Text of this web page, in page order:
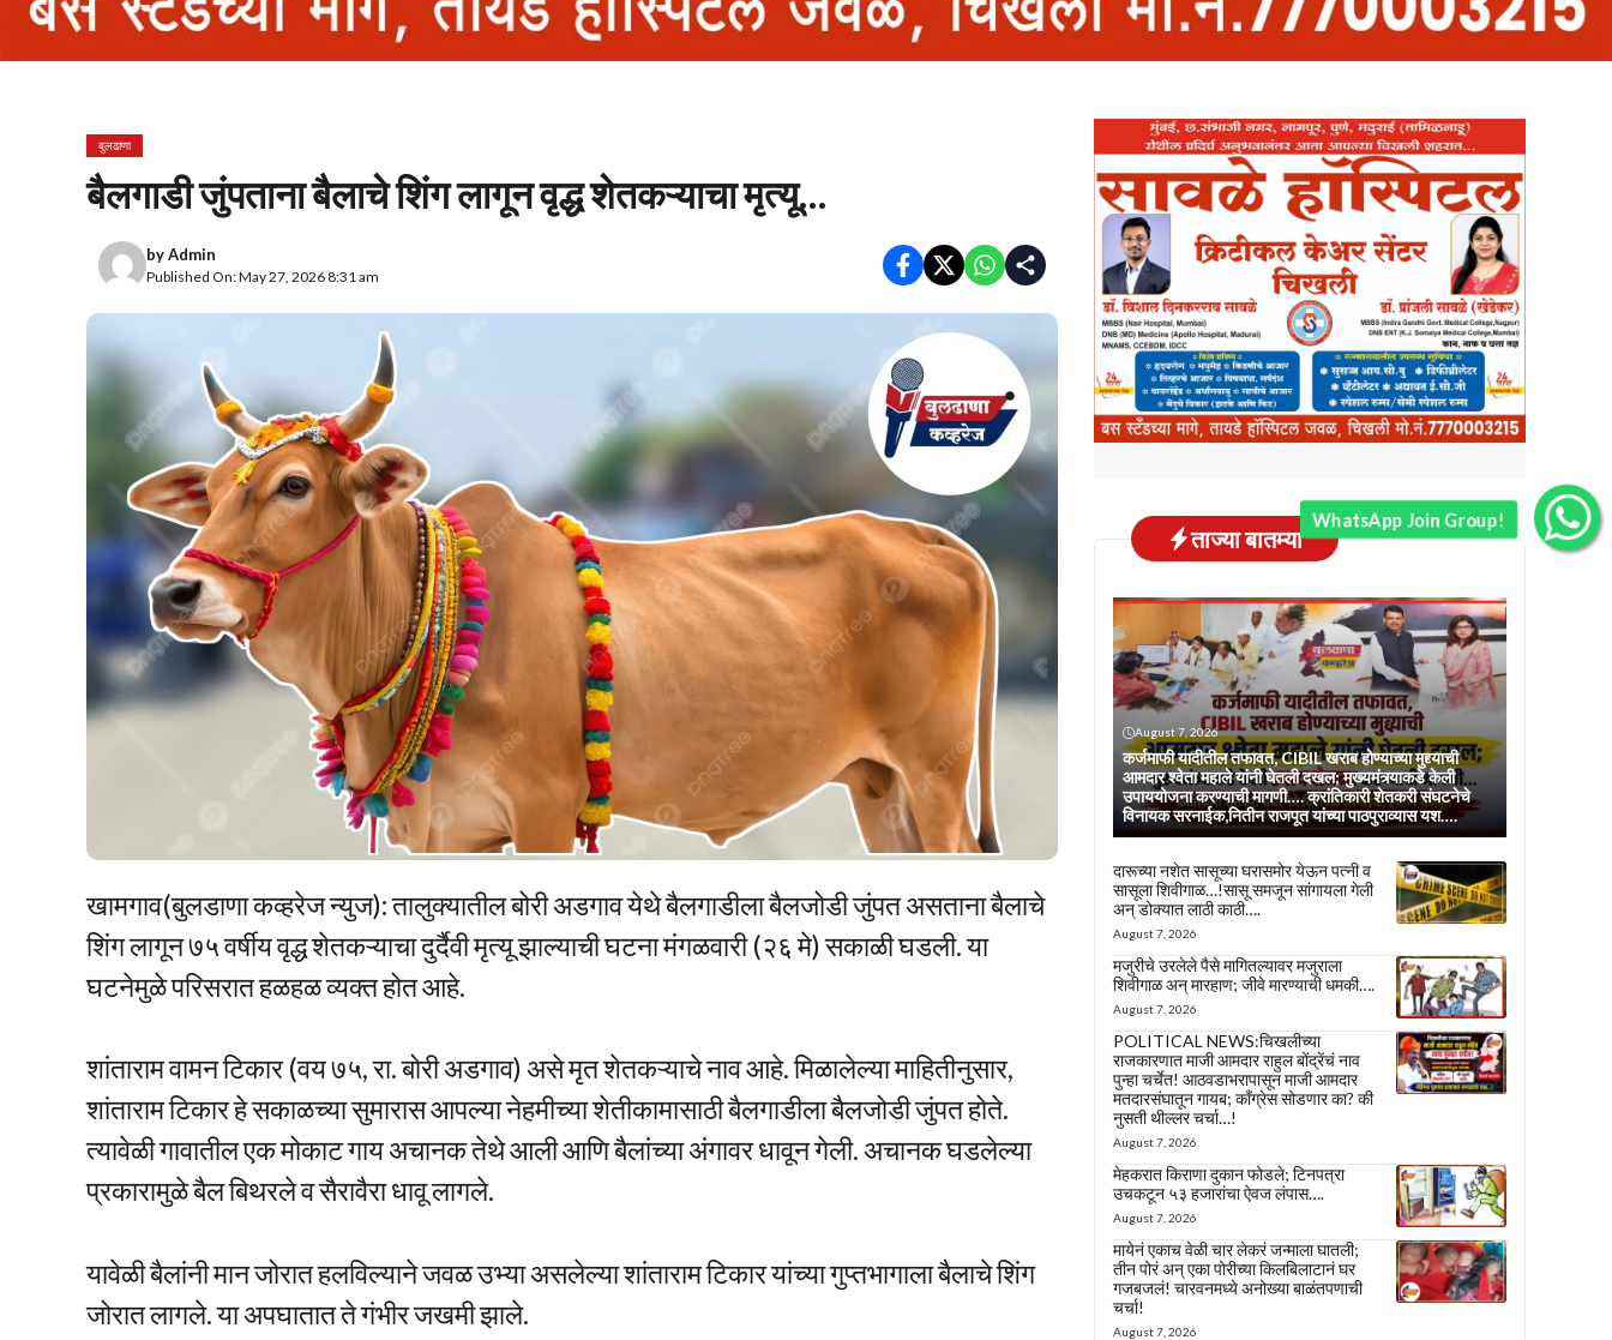
बुलढाणा
बैलगाडी जुंपताना बैलाचे शिंग लागून वृद्ध शेतकऱ्याचा मृत्यू…
byAdmin
Published On: May 27, 2026 8:31 am
खामगाव(बुलडाणा कव्हरेज न्युज): तालुक्यातील बोरी अडगाव येथे बैलगाडीला बैलजोडी जुंपत असताना बैलाचे
शिंग लागून ७५ वर्षीय वृद्ध शेतकऱ्याचा दुर्दैवी मृत्यू झाल्याची घटना मंगळवारी (२६ मे) सकाळी घडली. या
घटनेमुळे परिसरात हळहळ व्यक्त होत आहे.
शांताराम वामन टिकार (वय ७५, रा. बोरी अडगाव) असे मृत शेतकऱ्याचे नाव आहे. मिळालेल्या माहितीनुसार,
शांताराम टिकार हे सकाळच्या सुमारास आपल्या नेहमीच्या शेतीकामासाठी बैलगाडीला बैलजोडी जुंपत होते.
त्यावेळी गावातील एक मोकाट गाय अचानक तेथे आली आणि बैलांच्या अंगावर धावून गेली. अचानक घडलेल्या
प्रकारामुळे बैल बिथरले व सैरावैरा धावू लागले.
यावेळी बैलांनी मान जोरात हलविल्याने जवळ उभ्या असलेल्या शांताराम टिकार यांच्या गुप्तभागाला बैलाचे शिंग
जोरात लागले. या अपघातात ते गंभीर जखमी झाले.
ताज्या बातम्या
August 7, 2026
कर्जमाफी यादीतील तफावत, CIBIL खराब होण्याच्या मुद्द्याची
आमदार श्वेता महाले यांनी घेतली दखल; मुख्यमंत्र्याकडे केली
उपाययोजना करण्याची मागणी…. क्रांतिकारी शेतकरी संघटनेचे
विनायक सरनाईक,नितीन राजपूत यांच्या पाठपुराव्यास यश….
दारूच्या नशेत सासूच्या घरासमोर येऊन पत्नी व
सासूला शिवीगाळ…!सासू समजून सांगायला गेली
अन् डोक्यात लाठी काठी….
August 7, 2026
मजुरीचे उरलेले पैसे मागितल्यावर मजुराला
शिवीगाळ अन् मारहाण; जीवे मारण्याची धमकी….
August 7, 2026
POLITICAL NEWS:चिखलीच्या
राजकारणात माजी आमदार राहुल बोंद्रेंचं नाव
पुन्हा चर्चेत! आठवडाभरापासून माजी आमदार
मतदारसंघातून गायब; काँग्रेस सोडणार का? की
नुसती थील्लर चर्चा…!
August 7, 2026
मेहकरात किराणा दुकान फोडले; टिनपत्रा
उचकटून ५३ हजारांचा ऐवज लंपास….
August 7, 2026
मायेनं एकाच वेळी चार लेकरं जन्माला घातली;
तीन पोरं अन् एका पोरीच्या किलबिलाटानं घर
गजबजलं! चारवनमध्ये अनोख्या बाळंतपणाची
चर्चा!
August 7, 2026
WhatsApp Join Group!